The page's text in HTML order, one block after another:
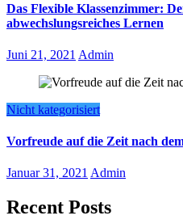
Das Flexible Klassenzimmer:
abwechslungsreiches Lernen
Juni 21, 2021 Admin
Nicht kategorisiert
Vorfreude auf die Zeit nach
Januar 31, 2021 Admin
Recent Posts